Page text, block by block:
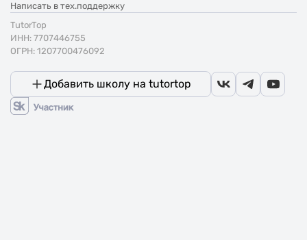
Написать в тех.поддержку
TutorTop
ИНН: 7707446755
ОГРН: 1207700476092
Добавить школу на tutortop